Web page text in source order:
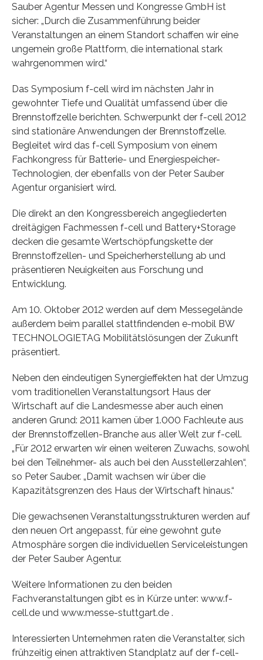
Sauber Agentur Messen und Kongresse GmbH ist
sicher: „Durch die Zusammenführung beider
Veranstaltungen an einem Standort schaffen wir eine
ungemein große Plattform, die international stark
wahrgenommen wird.“
Das Symposium f-cell wird im nächsten Jahr in
gewohnter Tiefe und Qualität umfassend über die
Brennstoffzelle berichten. Schwerpunkt der f-cell 2012
sind stationäre Anwendungen der Brennstoffzelle.
Begleitet wird das f-cell Symposium von einem
Fachkongress für Batterie- und Energiespeicher-
Technologien, der ebenfalls von der Peter Sauber
Agentur organisiert wird.
Die direkt an den Kongressbereich angegliederten
dreitägigen Fachmessen f-cell und Battery+Storage
decken die gesamte Wertschöpfungskette der
Brennstoffzellen- und Speicherherstellung ab und
präsentieren Neuigkeiten aus Forschung und
Entwicklung.
Am 10. Oktober 2012 werden auf dem Messegelände
außerdem beim parallel stattfindenden e-mobil BW
TECHNOLOGIETAG Mobilitätslösungen der Zukunft
präsentiert.
Neben den eindeutigen Synergieffekten hat der Umzug
vom traditionellen Veranstaltungsort Haus der
Wirtschaft auf die Landesmesse aber auch einen
anderen Grund: 2011 kamen über 1.000 Fachleute aus
der Brennstoffzellen-Branche aus aller Welt zur f-cell.
„Für 2012 erwarten wir einen weiteren Zuwachs, sowohl
bei den Teilnehmer- als auch bei den Ausstellerzahlen“,
so Peter Sauber. „Damit wachsen wir über die
Kapazitätsgrenzen des Haus der Wirtschaft hinaus.“
Die gewachsenen Veranstaltungsstrukturen werden auf
den neuen Ort angepasst, für eine gewohnt gute
Atmosphäre sorgen die individuellen Serviceleistungen
der Peter Sauber Agentur.
Weitere Informationen zu den beiden
Fachveranstaltungen gibt es in Kürze unter: www.f-
cell.de und www.messe-stuttgart.de .
Interessierten Unternehmen raten die Veranstalter, sich
frühzeitig einen attraktiven Standplatz auf der f-cell-